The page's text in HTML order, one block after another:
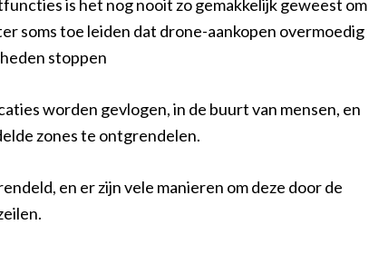
is het nog nooit zo gemakkelijk geweest om
soms toe leiden dat drone-aankopen overmoedig
stoppen
worden gevlogen, in de buurt van mensen, en
zones te ontgrendelen.
en er zijn vele manieren om deze door de